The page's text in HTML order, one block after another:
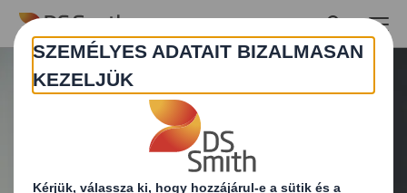
Skip to main content